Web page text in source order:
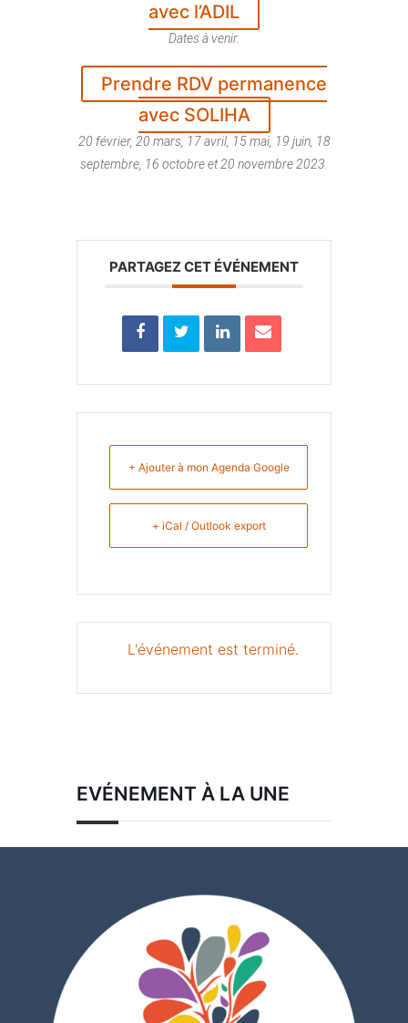
avec l’ADIL
Dates à venir.
Prendre RDV permanence
avec SOLIHA
20 février, 20 mars, 17 avril, 15 mai, 19 juin, 18
septembre, 16 octobre et 20 novembre 2023.
PARTAGEZ CET ÉVÉNEMENT
+ Ajouter à mon Agenda Google
+ iCal / Outlook export
L'événement est terminé.
EVÉNEMENT À LA UNE